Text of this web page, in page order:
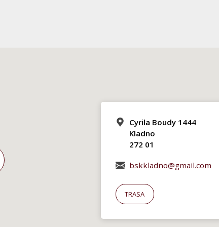
Cyrila Boudy 1444
Kladno
272 01
bskkladno@gmail.com
TRASA